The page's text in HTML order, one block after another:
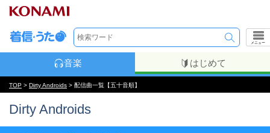
メニュー
音楽 はじめて
TOP > Dirty Androids > 配信曲一覧【五十音順】
Dirty Androids